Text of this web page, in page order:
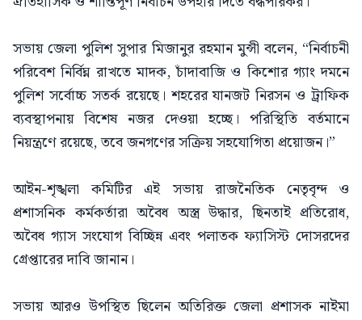
সভায় জেলা পুলিশ সুপার মিজানুর রহমান মুন্সী বলেন, “নির্বাচনী
পরিবেশ নির্বিঘ্ন রাখতে মাদক, চাঁদাবাজি ও কিশোর গ্যাং দমনে
পুলিশ সর্বোচ্চ সতর্ক রয়েছে। শহরের যানজট নিরসন ও ট্রাফিক
ব্যবস্থাপনায় বিশেষ নজর দেওয়া হচ্ছে। পরিস্থিতি বর্তমানে
নিয়ন্ত্রণে রয়েছে, তবে জনগণের সক্রিয় সহযোগিতা প্রয়োজন।”
আইন-শৃঙ্খলা কমিটির এই সভায় রাজনৈতিক নেতৃবৃন্দ ও
প্রশাসনিক কর্মকর্তারা অবৈধ অস্ত্র উদ্ধার, ছিনতাই প্রতিরোধ,
অবৈধ গ্যাস সংযোগ বিচ্ছিন্ন এবং পলাতক ফ্যাসিস্ট দোসরদের
গ্রেপ্তারের দাবি জানান।
সভায় আরও উপস্থিত ছিলেন অতিরিক্ত জেলা প্রশাসক নাইমা